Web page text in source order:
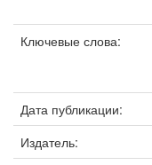
Ключевые слова:
Дата публикации:
Издатель: